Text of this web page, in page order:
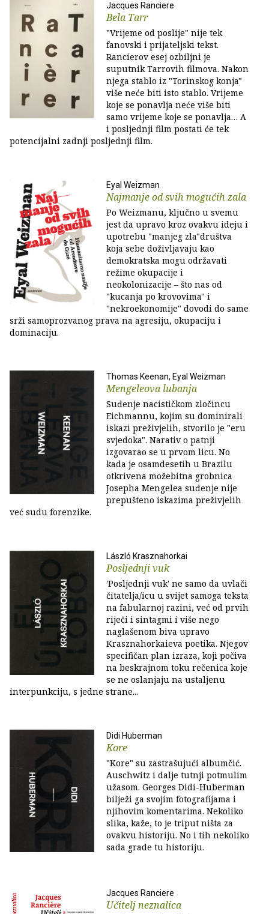
Jacques Ranciere
Bela Tarr
"Vrijeme od poslije" nije tek
fanovski i prijateljski tekst.
Rancierov esej ozbiljni je
suputnik Tarrovih filmova. Nakon
njega stablo iz "Torinskog konja"
više neće biti isto stablo. Vrijeme
koje se ponavlja neće više biti
samo vrijeme koje se ponavlja… A
i posljednji film postati će tek
potencijalni zadnji posljednji film.
Eyal Weizman
Najmanje od svih mogućih zala
Po Weizmanu, ključno u svemu
jest da upravo kroz ovakvu ideju i
upotrebu "manjeg zla"društva
koja sebe doživljavaju kao
demokratska mogu održavati
režime okupacije i
neokolonizacije – što nas od
"kucanja po krovovima" i
"nekroekonomije" dovodi do same
srži samoprozvanog prava na agresiju, okupaciju i
dominaciju.
Thomas Keenan, Eyal Weizman
Mengeleova lubanja
Suđenje nacističkom zločincu
Eichmannu, kojim su dominirali
iskazi preživjelih, stvorilo je "eru
svjedoka". Narativ o patnji
izgovarao se u prvom licu. No
kada je osamdesetih u Brazilu
otkrivena možebitna grobnica
Josepha Mengelea suđenje nije
prepušteno iskazima preživjelih
već sudu forenzike.
László Krasznahorkai
Posljednji vuk
'Posljednji vuk' ne samo da uvlači
čitatelja/icu u svijet samoga teksta
na fabularnoj razini, već od prvih
riječi i sintagmi i više nego
naglašenom biva upravo
Krasznahorkaieva poetika. Njegov
specifičan plan izraza, koji počiva
na beskrajnom toku rečenica koje
se ne oslanjaju na ustaljenu
interpunkciju, s jedne strane...
Didi Huberman
Kore
"Kore" su zastrašujući albumčić.
Auschwitz i dalje tutnji potmulim
užasom. Georges Didi-Huberman
bilježi ga svojim fotografijama i
njihovim komentarima. Nekoliko
slika, kaže, to je triput ništa za
ovakvu historiju. No i tih nekoliko
sada grade tu historiju.
Jacques Ranciere
Učitelj neznalica